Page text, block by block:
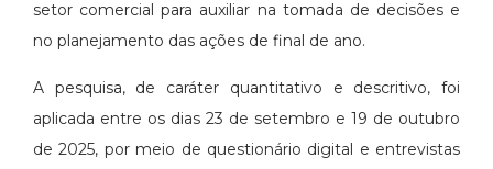
setor comercial para auxiliar na tomada de decisões e
no planejamento das ações de final de ano.
A pesquisa, de caráter quantitativo e descritivo, foi
aplicada entre os dias 23 de setembro e 19 de outubro
de 2025, por meio de questionário digital e entrevistas